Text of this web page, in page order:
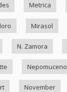
Metrica
Mirasol
N. Zamora
Nepomuceno
November